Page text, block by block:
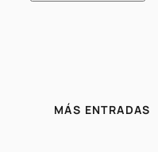
MÁS ENTRADAS